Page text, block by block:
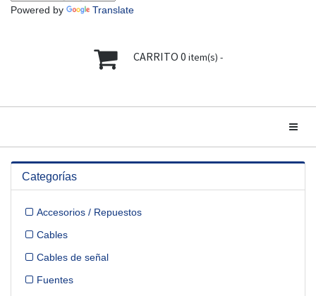
Powered by Translate
CARRITO 0 item(s) -
Categorías
Accesorios / Repuestos
Cables
Cables de señal
Fuentes